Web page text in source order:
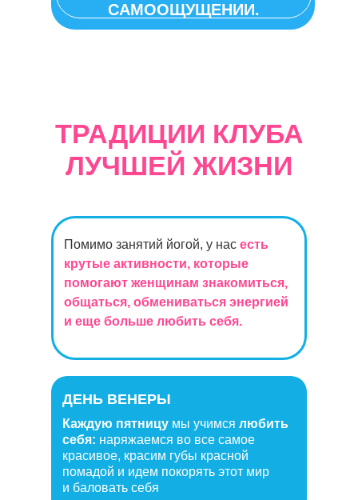
САМООЩУЩЕНИИ.
Помимо занятий йогой, у нас есть
крутые активности, которые
помогают женщинам знакомиться,
общаться, обмениваться энергией
и еще больше любить себя.
ДЕНЬ ВЕНЕРЫ
Каждую пятницу мы учимся любить
себя: наряжаемся во все самое
красивое, красим губы красной
помадой и идем покорять этот мир
и баловать себя
ТРАДИЦИИ КЛУБА
ЛУЧШЕЙ ЖИЗНИ